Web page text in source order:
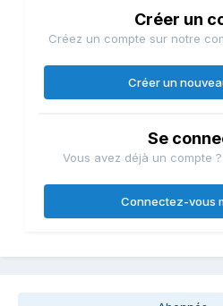
Créer un
Créez un compte sur notre
Créer un
Se
Vous avez déjà un compte
Connectez-vous